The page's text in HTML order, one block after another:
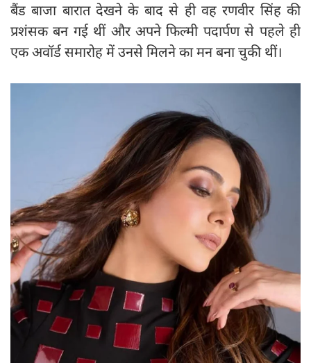
बैंड बाजा बारात देखने के बाद से ही वह रणवीर सिंह की
प्रशंसक बन गई थीं और अपने फिल्मी पदार्पण से पहले ही
एक अवॉर्ड समारोह में उनसे मिलने का मन बना चुकी थीं।